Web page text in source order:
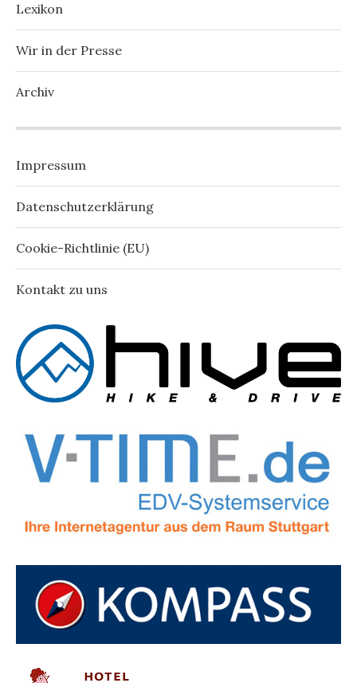
Lexikon
Wir in der Presse
Archiv
Impressum
Datenschutzerklärung
Cookie-Richtlinie (EU)
Kontakt zu uns